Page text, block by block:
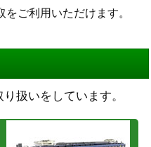
ご利用いただけます。
扱いをしています。